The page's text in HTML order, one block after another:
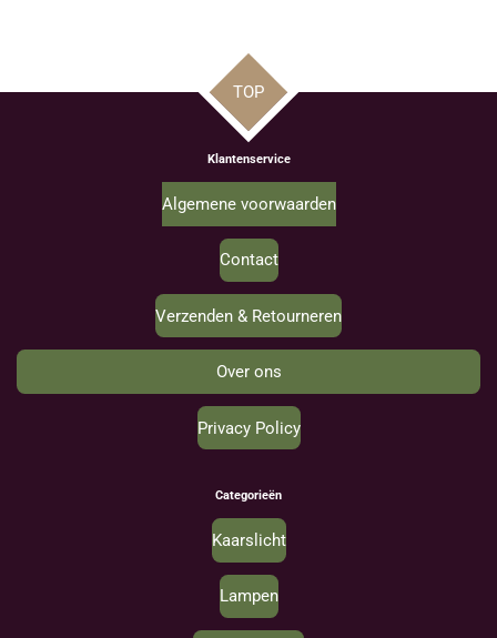
TOP
Klantenservice
Algemene voorwaarden
Contact
Verzenden & Retourneren
Over ons
Privacy Policy
Categorieën
Kaarslicht
Lampen